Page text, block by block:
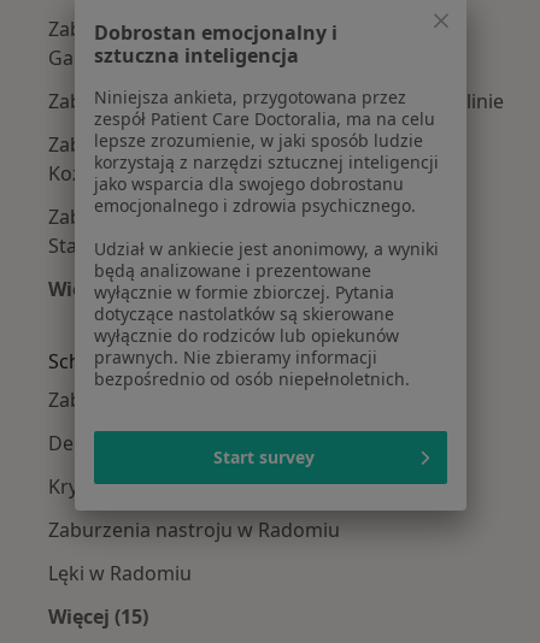
Zaburzenia w relacjach międzyludzkich w
Garwolinie
Zaburzenia w relacjach międzyludzkich w Dęblinie
Zaburzenia w relacjach międzyludzkich w
Kozienicach
Zaburzenia w relacjach międzyludzkich w
Starachowicach
Więcej (2)
Więcej w kategorii: W pobliżu Radomia
Schorzenia w Radomiu
Zaburzenia emocjonalne w Radomiu
Depresja w Radomiu
Kryzys emocjonalny w Radomiu
Zaburzenia nastroju w Radomiu
Lęki w Radomiu
Więcej (15)
Dobrostan emocjonalny i
sztuczna inteligencja
Niniejsza ankieta, przygotowana przez
zespół Patient Care Doctoralia, ma na celu
lepsze zrozumienie, w jaki sposób ludzie
korzystają z narzędzi sztucznej inteligencji
jako wsparcia dla swojego dobrostanu
emocjonalnego i zdrowia psychicznego.
Udział w ankiecie jest anonimowy, a wyniki
będą analizowane i prezentowane
wyłącznie w formie zbiorczej. Pytania
dotyczące nastolatków są skierowane
wyłącznie do rodziców lub opiekunów
prawnych. Nie zbieramy informacji
bezpośrednio od osób niepełnoletnich.
Start survey